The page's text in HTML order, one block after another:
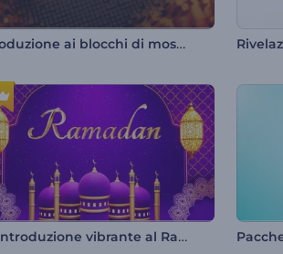
Introduzione ai blocchi di mosaico
Un'introduzione vibrante al Ramadan